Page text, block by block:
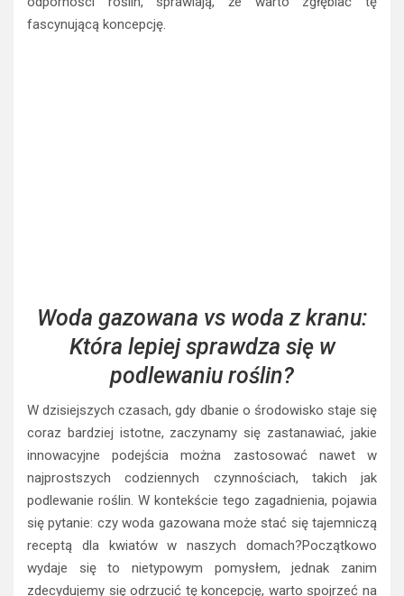
fascynującą koncepcję.
Woda gazowana vs woda z kranu:
Która lepiej sprawdza się w
podlewaniu roślin?
W dzisiejszych czasach, gdy dbanie o środowisko staje się
coraz bardziej istotne, zaczynamy się zastanawiać, jakie
innowacyjne podejścia można zastosować nawet w
najprostszych codziennych czynnościach, takich jak
podlewanie roślin. W kontekście tego zagadnienia, pojawia
się pytanie: czy woda gazowana może stać się tajemniczą
receptą dla kwiatów w naszych domach?Początkowo
wydaje się to nietypowym pomysłem, jednak zanim
zdecydujemy się odrzucić tę koncepcję, warto spojrzeć na